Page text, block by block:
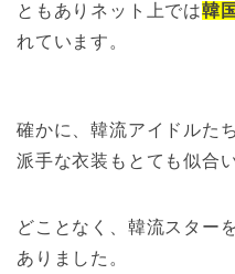
ともありネット上では韓
れています。
確かに、韓流アイドルた
派手な衣装もとても似合
どことなく、韓流スター
ありました。